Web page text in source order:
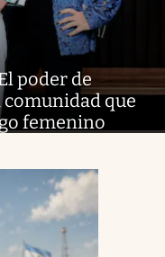
poder de
comunidad que
femenino